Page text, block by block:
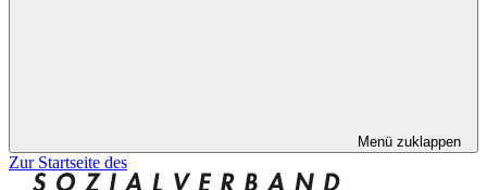
Menü zuklappen
Zur Startseite des